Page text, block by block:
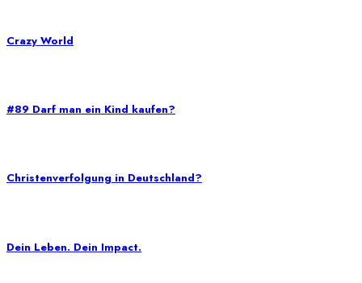
Crazy World
#89 Darf man ein Kind kaufen?
Christenverfolgung in Deutschland?
Dein Leben. Dein Impact.